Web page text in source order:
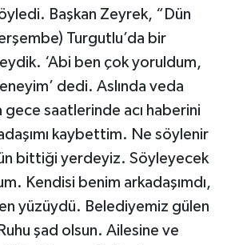
Başkan Zeyrek, “Dün
Turgutlu’da bir
‘Abi ben çok yoruldum,
dedi. Aslında veda
gece saatlerinde acı haberini
kaybettim. Ne söylenir
bittiği yerdeyiz. Söyleyecek
Kendisi benim arkadaşımdı,
yüzüydü. Belediyemiz gülen
şad olsun. Ailesine ve